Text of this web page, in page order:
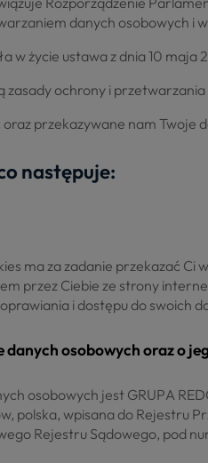
danych osobowych i
w życie ustawa z dnia 10
zasady ochrony i
przekazywane nam Twoje
następuje:
ma za zadanie przekazać
przez Ciebie ze strony
i dostępu do swoich
osobowych oraz o
osobowych jest GRUPA
polska, wpisana do Rejestru
Rejestru Sądowego, pod